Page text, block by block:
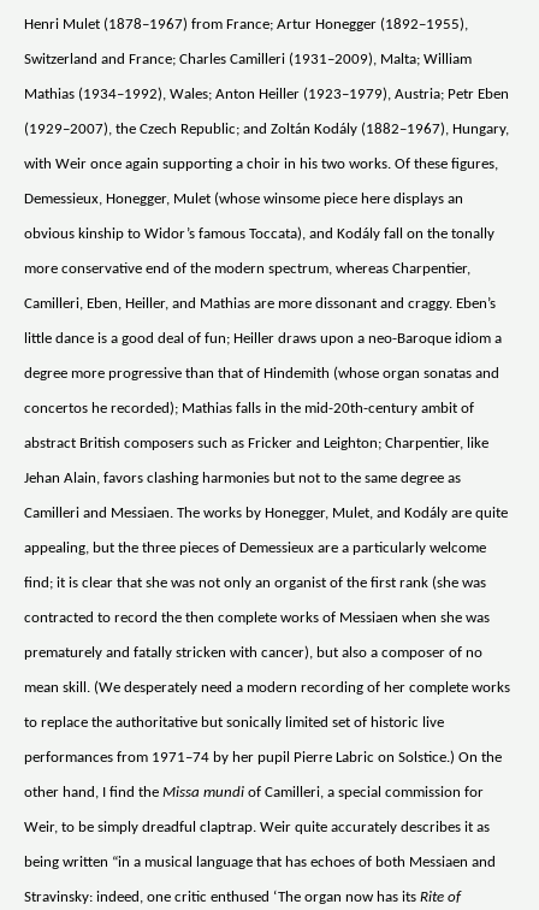
Henri Mulet (1878–1967) from France; Artur Honegger (1892–1955),
Switzerland and France; Charles Camilleri (1931–2009), Malta; William
Mathias (1934–1992), Wales; Anton Heiller (1923–1979), Austria; Petr Eben
(1929–2007), the Czech Republic; and Zoltán Kodály (1882–1967), Hungary,
with Weir once again supporting a choir in his two works. Of these figures,
Demessieux, Honegger, Mulet (whose winsome piece here displays an
obvious kinship to Widor’s famous Toccata), and Kodály fall on the tonally
more conservative end of the modern spectrum, whereas Charpentier,
Camilleri, Eben, Heiller, and Mathias are more dissonant and craggy. Eben’s
little dance is a good deal of fun; Heiller draws upon a neo-Baroque idiom a
degree more progressive than that of Hindemith (whose organ sonatas and
concertos he recorded); Mathias falls in the mid-20th-century ambit of
abstract British composers such as Fricker and Leighton; Charpentier, like
Jehan Alain, favors clashing harmonies but not to the same degree as
Camilleri and Messiaen. The works by Honegger, Mulet, and Kodály are quite
appealing, but the three pieces of Demessieux are a particularly welcome
find; it is clear that she was not only an organist of the first rank (she was
contracted to record the then complete works of Messiaen when she was
prematurely and fatally stricken with cancer), but also a composer of no
mean skill. (We desperately need a modern recording of her complete works
to replace the authoritative but sonically limited set of historic live
performances from 1971–74 by her pupil Pierre Labric on Solstice.) On the
other hand, I find the Missa mundi of Camilleri, a special commission for
Weir, to be simply dreadful claptrap. Weir quite accurately describes it as
being written “in a musical language that has echoes of both Messiaen and
Stravinsky: indeed, one critic enthused ‘The organ now has its Rite of